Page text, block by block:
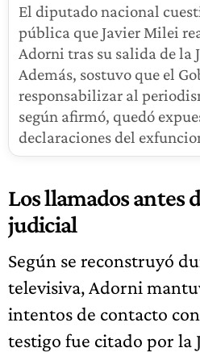
El diputado nacional
pública que Javier Milei
Adorni tras su salida de la
Además, sostuvo que el
responsabilizar al
según afirmó, quedó
declaraciones del
Los llamados antes
judicial
Según se reconstruyó
televisiva, Adorni
intentos de contacto
testigo fue citado por la